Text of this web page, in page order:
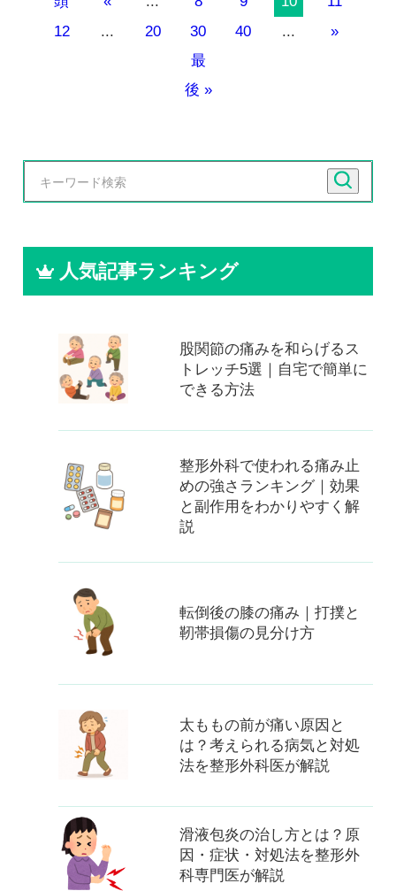
12
... 20 30 40 ...
»
最
後 »
人気記事ランキング
股関節の痛みを和らげるス
トレッチ5選｜自宅で簡単に
できる方法
整形外科で使われる痛み止
めの強さランキング｜効果
と副作用をわかりやすく解
説
転倒後の膝の痛み｜打撲と
靭帯損傷の見分け方
太ももの前が痛い原因と
は？考えられる病気と対処
法を整形外科医が解説
滑液包炎の治し方とは？原
因・症状・対処法を整形外
科専門医が解説